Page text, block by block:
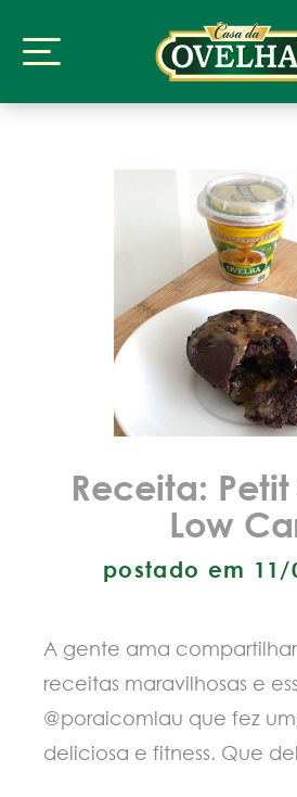
Receita:
Low
postado em 11/
A gente ama
receitas maravilhosas e
@poraicomlau que fez
deliciosa e fitness. Que